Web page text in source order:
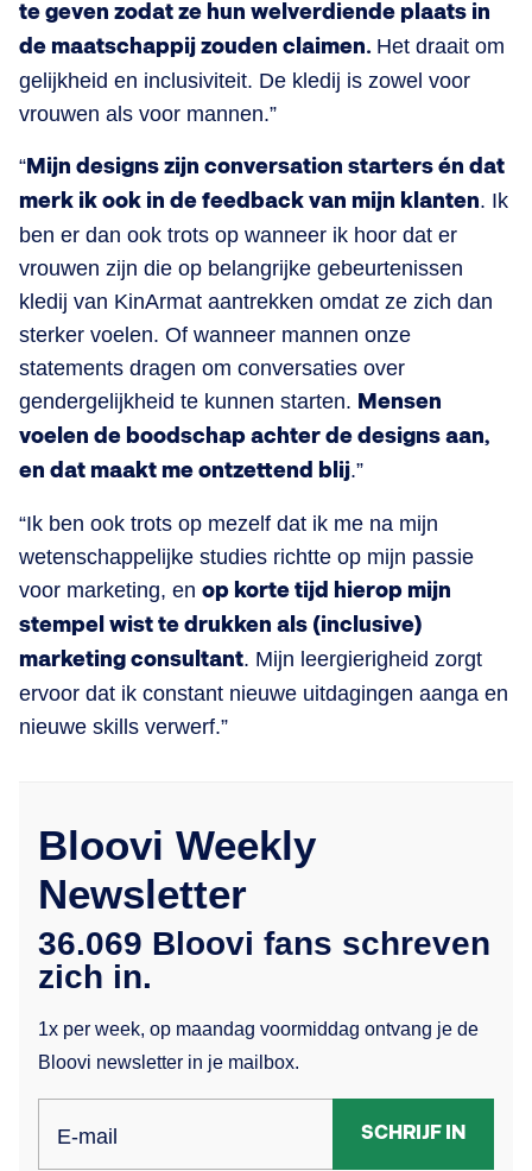
te geven zodat ze hun welverdiende plaats in
de maatschappij zouden claimen. Het draait om
gelijkheid en inclusiviteit. De kledij is zowel voor
vrouwen als voor mannen.”
“Mijn designs zijn conversation starters én dat
merk ik ook in de feedback van mijn klanten. Ik
ben er dan ook trots op wanneer ik hoor dat er
vrouwen zijn die op belangrijke gebeurtenissen
kledij van KinArmat aantrekken omdat ze zich dan
sterker voelen. Of wanneer mannen onze
statements dragen om conversaties over
gendergelijkheid te kunnen starten. Mensen
voelen de boodschap achter de designs aan,
en dat maakt me ontzettend blij.”
“Ik ben ook trots op mezelf dat ik me na mijn
wetenschappelijke studies richtte op mijn passie
voor marketing, en op korte tijd hierop mijn
stempel wist te drukken als (inclusive)
marketing consultant. Mijn leergierigheid zorgt
ervoor dat ik constant nieuwe uitdagingen aanga en
nieuwe skills verwerf.”
Bloovi Weekly
Newsletter
36.069 Bloovi fans schreven
zich in.
1x per week, op maandag voormiddag ontvang je de
Bloovi newsletter in je mailbox.
E-mail SCHRIJF IN